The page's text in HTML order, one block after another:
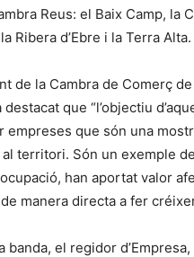
Reus: el Baix Camp, la
Ribera d’Ebre i la Terra Alta.
de la Cambra de Comerç
destacat que “l’objectiu
empreses que són una
territori. Són un exemple
han aportat valor
manera directa a fer
banda, el regidor